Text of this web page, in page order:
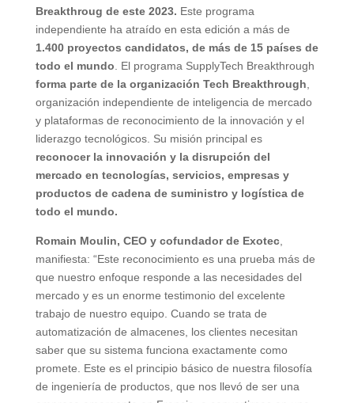
Breakthroug de este 2023. Este programa
independiente ha atraído en esta edición a más de
1.400 proyectos candidatos, de más de 15 países de
todo el mundo . El programa SupplyTech Breakthrough
forma parte de la organización Tech Breakthrough
organización independiente de inteligencia de mercado
y plataformas de reconocimiento de la innovación y el
liderazgo tecnológicos. Su misión principal es
reconocer la innovación y la disrupción del
mercado en tecnologías, servicios, empresas y
productos de cadena de suministro y logística de
todo el mundo.
Romain Moulin, CEO y cofundador de Exotec,
manifiesta: “Este reconocimiento es una prueba más de
que nuestro enfoque responde a las necesidades del
mercado y es un enorme testimonio del excelente
trabajo de nuestro equipo. Cuando se trata de
automatización de almacenes, los clientes necesitan
saber que su sistema funciona exactamente como
promete. Este es el principio básico de nuestra filosofía
de ingeniería de productos, que nos llevó de ser una